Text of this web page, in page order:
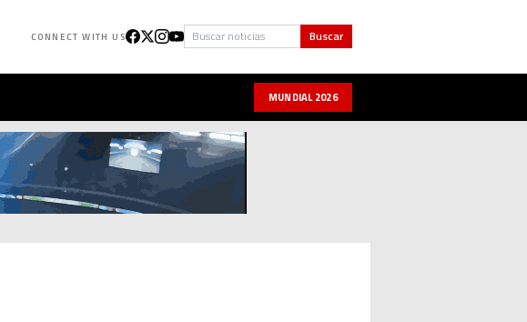
CONNECT WITH US Buscar Buscar
MUNDIAL 2026